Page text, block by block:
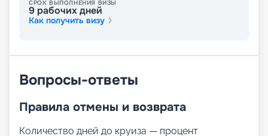
турист может выбрать себе отдых по душе. Для
этого на борту доступны:
просторная солнечная палуба с шезлонгами;
бар ресторан у бассейна и лаунж-бар;
массажный салон;
фитнес-центр с кардиотренажёрами;
СРОК ВЫПОЛНЕНИЯ ВИЗЫ
9 рабочих дней
Как получить визу
Вопросы-ответы
Правила отмены и возврата
Количество дней до круиза — процент